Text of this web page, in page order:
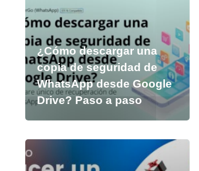
¿Cómo descargar una
copia de seguridad de
WhatsApp desde Google
Drive? Paso a paso